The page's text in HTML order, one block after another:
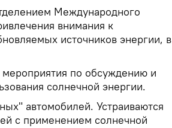
Международного
внимания к
источников энергии, в
мероприятия по обсуждению и
солнечной энергии.
автомобилей. Устраиваются
с применением солнечной